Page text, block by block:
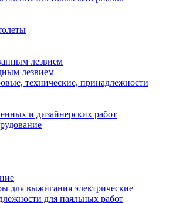
лезвием
лезвием
технические, принадлежности
и дизайнерских работ
для выжигания электрические
для паяльных работ